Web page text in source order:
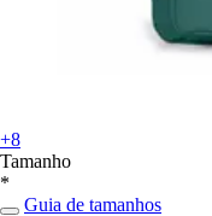
+8
Tamanho
*
Guia de tamanhos